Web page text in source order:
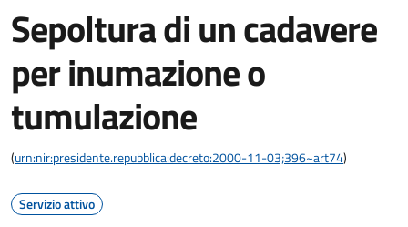
Sepoltura di un cadavere
per inumazione o
tumulazione
(urn:nir:presidente.repubblica:decreto:2000-11-03;396~art74)
Servizio attivo